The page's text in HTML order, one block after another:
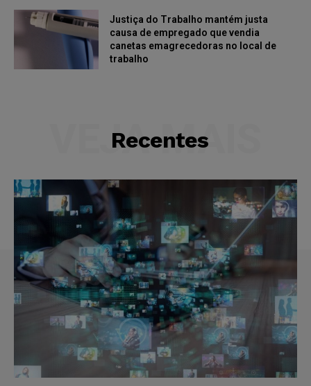
Justiça do Trabalho mantém justa
causa de empregado que vendia
canetas emagrecedoras no local de
trabalho
Recentes
VEJA MAIS